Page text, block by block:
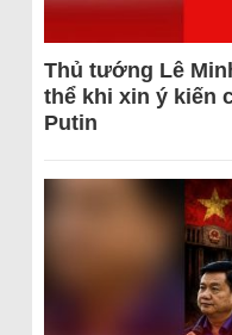
Thủ tướng Lê
thể khi xin ý kiến
Putin